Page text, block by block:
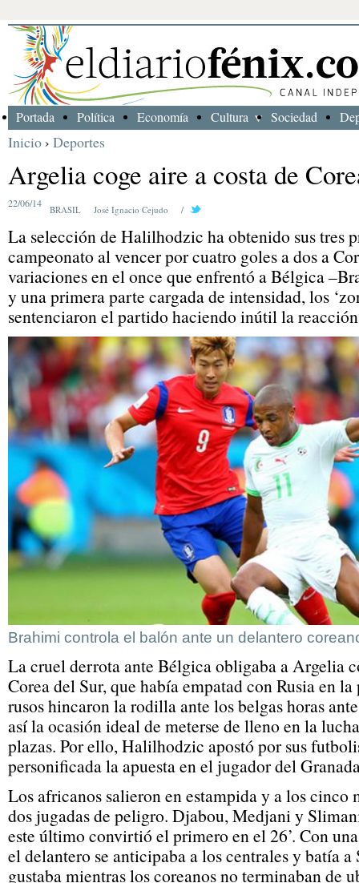
Inicio › Deportes
Argelia coge aire a costa de
22/06/14
BRASIL José Ignacio Cejudo /
La selección de Halilhodzic ha obtenido sus tres
campeonato al vencer por cuatro goles a dos a
variaciones en el once que enfrentó a Bélgica
y una primera parte cargada de intensidad, los
sentenciaron el partido haciendo inútil la
Brahimi controla el balón ante un delantero
La cruel derrota ante Bélgica obligaba a Argelia
Corea del Sur, que había empatad con Rusia en
rusos hincaron la rodilla ante los belgas horas
así la ocasión ideal de meterse de lleno en la
plazas. Por ello, Halilhodzic apostó por sus
personificada la apuesta en el jugador del
Los africanos salieron en estampida y a los cinco
dos jugadas de peligro. Djabou, Medjani y
este último convirtió el primero en el 26’. Con
el delantero se anticipaba a los centrales y batía
gustaba mientras los coreanos no terminaban de
Portada Política Economía Cultura Sociedad